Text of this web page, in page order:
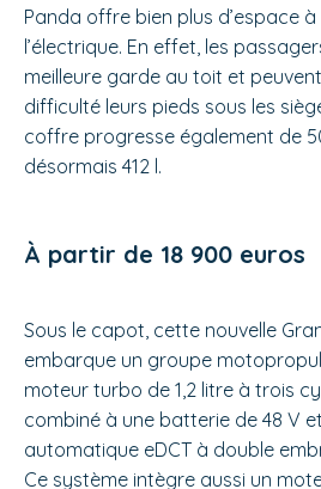
Panda offre bien plus d’espace
l’électrique. En effet, les
meilleure garde au toit et
difficulté leurs pieds sous les
coffre progresse également de
désormais 412 l.
À partir de 18 900 euros
Sous le capot, cette nouvelle
embarque un groupe
moteur turbo de 1,2 litre à trois
combiné à une batterie de 48 V
automatique eDCT à double
Ce système intègre aussi un